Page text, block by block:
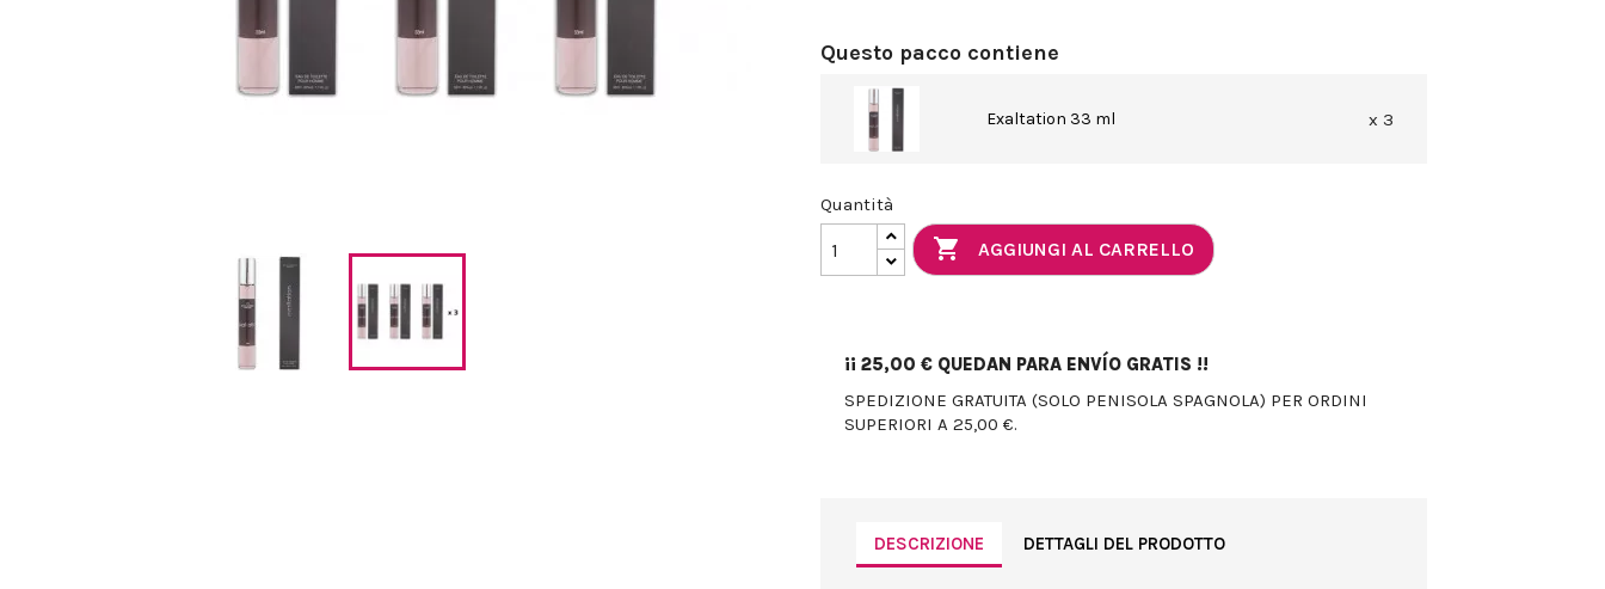
Questo pacco contiene
Exaltation 33 ml x 3
Quantità
 AGGIUNGI AL CARRELLO
¡¡ 25,00 € QUEDAN PARA ENVÍO GRATIS !!
SPEDIZIONE GRATUITA (SOLO PENISOLA SPAGNOLA) PER ORDINI
SUPERIORI A 25,00 €.
DESCRIZIONE DETTAGLI DEL PRODOTTO